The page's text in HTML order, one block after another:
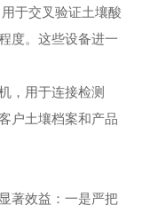
于交叉验证土壤酸
度。这些设备进一
，用于连接检测
户土壤档案和产品
著效益：一是严把